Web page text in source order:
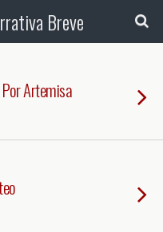
Breve
Artemisa